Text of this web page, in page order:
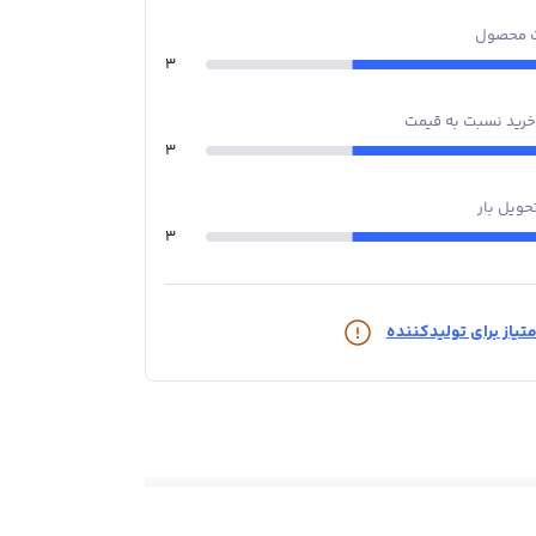
محصول
3
نسبت به قیمت
3
بار
3
برای تولیدکننده